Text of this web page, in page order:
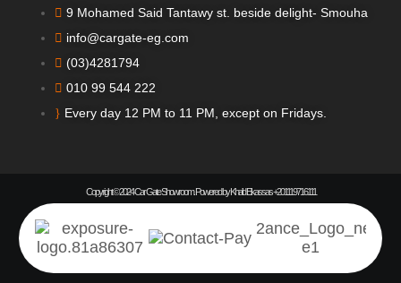
9 Mohamed Said Tantawy st. beside delight- Smouha
info@cargate-eg.com
(⁦03)4281794
010 99 544 222
Every day 12 PM to 11 PM, except on Fridays.
Copyright © 2024 Car Gate Showroom. Powered by Khalid Elkassas +201119716111